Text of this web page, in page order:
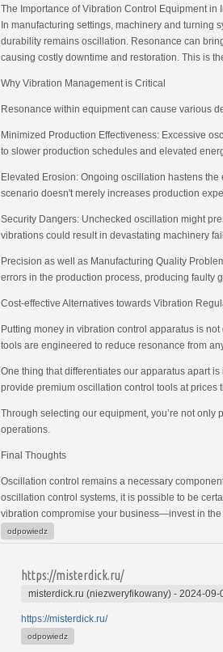
The Importance of Vibration Control Equipment in
In manufacturing settings, machinery and turning
durability remains oscillation. Resonance can
causing costly downtime and restoration. This is
Why Vibration Management is Critical
Resonance within equipment can cause various
Minimized Production Effectiveness: Excessive
to slower production schedules and elevated
Elevated Erosion: Ongoing oscillation hastens
scenario doesn't merely increases production
Security Dangers: Unchecked oscillation might
vibrations could result in devastating machinery
Precision as well as Manufacturing Quality
errors in the production process, producing faulty
Cost-effective Alternatives towards Vibration
Putting money in vibration control apparatus is
tools are engineered to reduce resonance from
One thing that differentiates our apparatus apart
provide premium oscillation control tools at prices
Through selecting our equipment, you’re not
operations.
Final Thoughts
Oscillation control remains a necessary
oscillation control systems, it is possible to be
vibration compromise your business—invest in the
odpowiedz
https://misterdick.ru/
misterdick.ru (niezweryfikowany) - 2024-09-
https://misterdick.ru/
odpowiedz